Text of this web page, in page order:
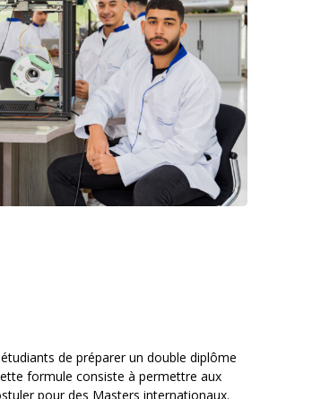
de préparer un double diplôme
formule consiste à permettre aux
pour des Masters internationaux.